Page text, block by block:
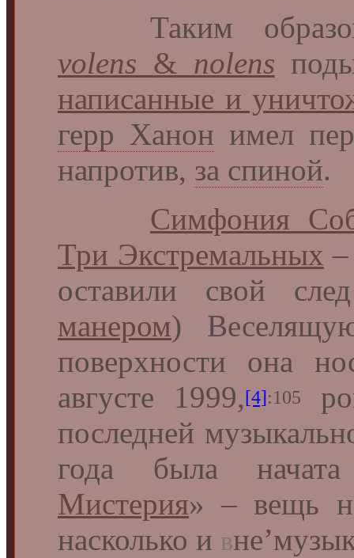
Таким
volens & nolens
написанные и
герр Ханон имел
напротив, за спиной.
Симфония
Три Экстремальных
оставили свой
манером)
поверхности она
августе 1999,[4]:105
последней
года была
Мистерия» – вещь
насколько и в